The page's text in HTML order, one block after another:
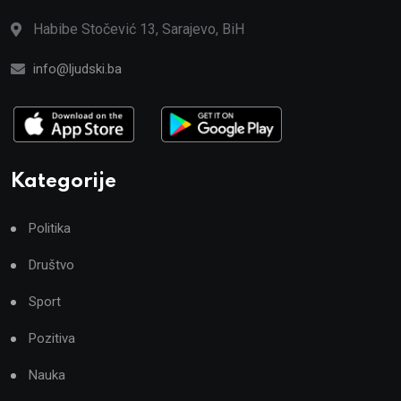
Habibe Stočević 13, Sarajevo, BiH
info@ljudski.ba
Kategorije
Politika
Društvo
Sport
Pozitiva
Nauka